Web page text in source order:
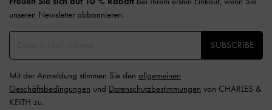
unseren Newsletter abbonnieren.​
SUBSCRIBE
Mit der Anmeldung stimmen Sie den allgemeinen
Geschäftsbedingungen und Datenschutzbestimmungen von CHARLES &
KEITH zu.